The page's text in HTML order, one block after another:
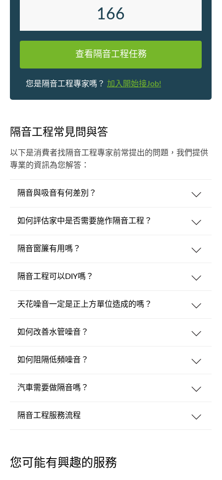
166
查看隔音工程任務
您是隔音工程專家嗎？ 加入開始接Job!
隔音工程常見問與答
以下是消費者找隔音工程專家前常提出的問題，我們提供
專業的資訊為您解答：
隔音與吸音有何差別？
如何評估家中是否需要施作隔音工程？
隔音窗簾有用嗎？
隔音工程可以DIY嗎？
天花噪音一定是正上方單位造成的嗎？
如何改善水管噪音？
如何阻隔低頻噪音？
汽車需要做隔音嗎？
隔音工程服務流程
您可能有興趣的服務